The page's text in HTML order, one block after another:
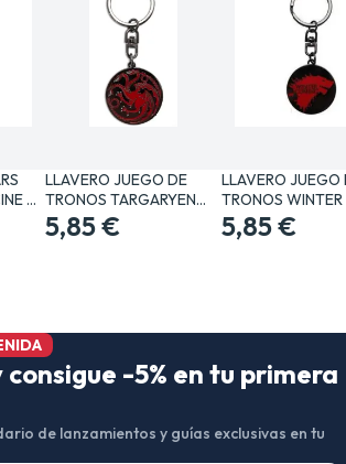
Y
LLAVERO JUEGO DE
TRONOS TARGARYEN
MERCHAN…
5,85 €
LLAVERO JUEGO
TRONOS WINTER
COMING…
5,85 €
-5% en tu primera
de lanzamientos y guías exclusivas en tu